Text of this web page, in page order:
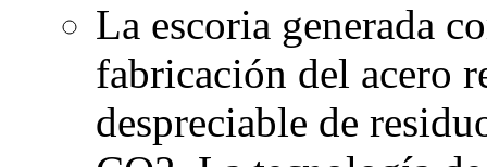
La escoria generada
fabricación del acero
despreciable de